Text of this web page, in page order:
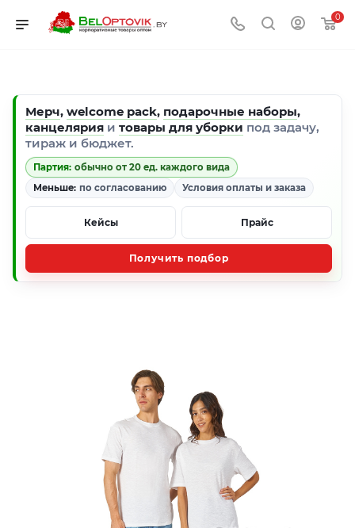
0
Мерч, welcome pack, подарочные наборы,
канцелярия и товары для уборки под задачу,
тираж и бюджет.
Партия: обычно от 20 ед. каждого вида
Меньше: по согласованию Условия оплаты и заказа
Кейсы Прайс
Получить подбор